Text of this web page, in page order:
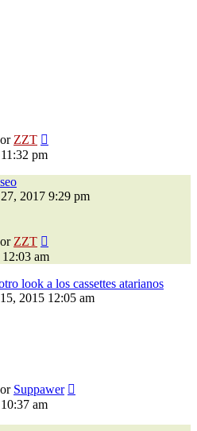
ZZT
pm
2017 9:29 pm
ZZT
am
look a los cassettes atarianos
2015 12:05 am
Suppawer
am